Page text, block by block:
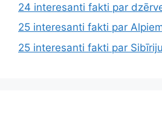
24 interesanti fakti par
25 interesanti fakti par
25 interesanti fakti par Sibīriju